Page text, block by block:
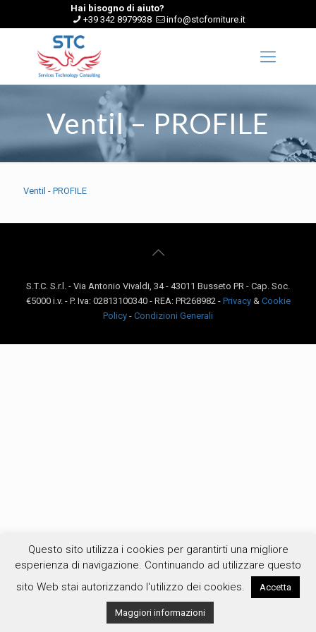
Hai bisogno di aiuto?
+39 342 8979938
info@stcforniture.it
Ventil – PROFILE
Ventil - PROFILE
S.T.C. S.r.l. - Via Antonio Vivaldi, 34 - 43011 Busseto PR - Cap. Soc.
€5000 i.v. - P. Iva: 02813100340 - REA: PR268982 - Privacy& Cookie
Policy - Condizioni Generali
Questo sito utilizza i cookies per garantirti una migliore
esperienza di navigazione. Continuando ad utilizzare questo
sito Web stai autorizzando l'utilizzo dei cookies.
Accetta
Maggiori informazioni